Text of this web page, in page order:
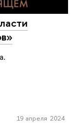
19 апреля 2024